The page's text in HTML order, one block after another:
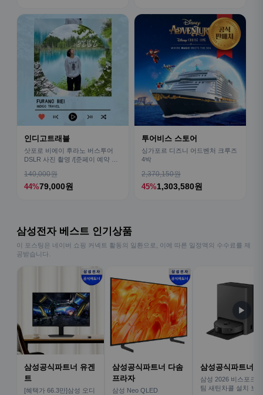
인디고트래블
삿포로 비에이 후라노 버스투어
DSLR 사진 촬영 /[준페이 예약 식
140,000원
44%79,000원
투어비스 스토어
싱가포르 디즈니 어드벤처 크루즈
4박
2,370,150원
45%1,303,580원
삼성전자 베스트 인기상품
이 포스팅은 네이버 쇼핑 커넥트 활동의 일환으로, 이에 따른 일정액의 수수료를 제
공받습니다.
삼성공식파트너 유겐
트
[혜택가 66.3만]삼성 오디
삼성공식파트너 다솜
프라자
삼성 Neo QLED
삼성공식파트너
삼성 2026 비스포크
팀 새틴차콜 설치 보
▶